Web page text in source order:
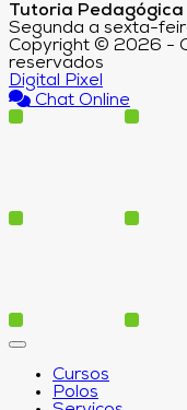
Tutoria Pedagógica
Segunda a sexta-
Copyright © 2026 -
reservados
Digital Pixel
Chat Online
Cursos
Polos